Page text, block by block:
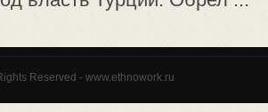
Reserved - www.ethnowork.ru